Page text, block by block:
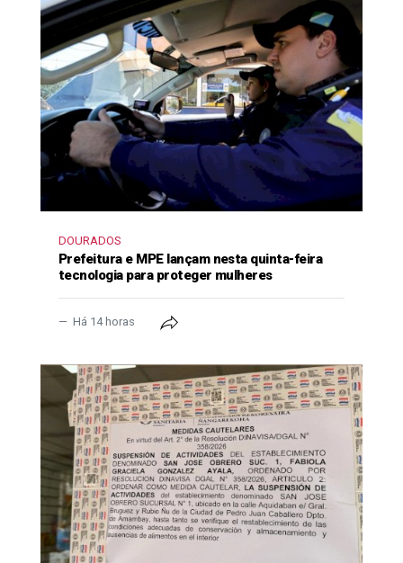
DOURADOS
Prefeitura e MPE lançam nesta quinta-feira
tecnologia para proteger mulheres
Há 14 horas